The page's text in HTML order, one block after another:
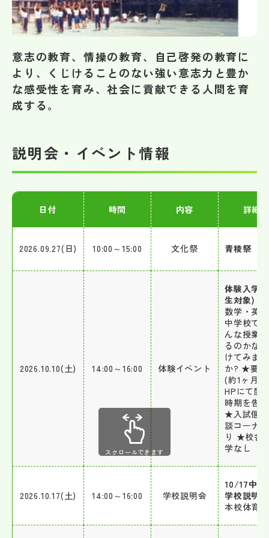
特集
その他
お問い合わせ
個人情報保護方針
サイトマップ
運営会社
意志の教育、情操の教育、自己啓発の教育に
より、くじけることのない強い意志力と豊か
な感受性を育み、社会に貢献できる人間を育
成する。
説明会・イベント情報
日付 時間 内容 詳細
2026.09.27(日) 10:00～15:00 文化祭 青稜祭
2026.10.10(土) 14:00～16:00 体験イベント
体験入学
生対象)
数学・英
中学校で
んな授業
るのかな?
けてみま
か? ★要
(約1ヶ月
HPにて開
時期を告
★入試個
談コーナ
り ★校舎
学なし
2026.10.17(土) 14:00～16:00 学校説明会
10/17中学
学校説明会
本校体育館
スクロールできます